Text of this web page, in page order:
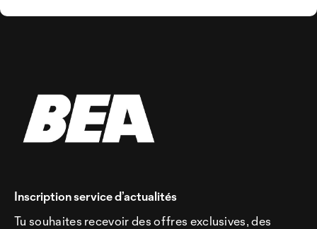
Inscription service d’actualités
Tu souhaites recevoir des offres exclusives, des